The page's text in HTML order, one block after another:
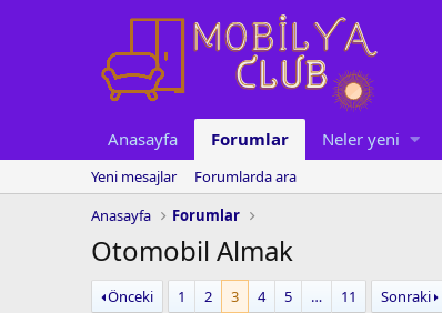
Anasayfa Forumlar Neler yeni
Yeni mesajlar
Forumlarda ara
Anasayfa
Forumlar
Otomobil Almak
Önceki 1 2 3 4 5 … 11 Sonraki